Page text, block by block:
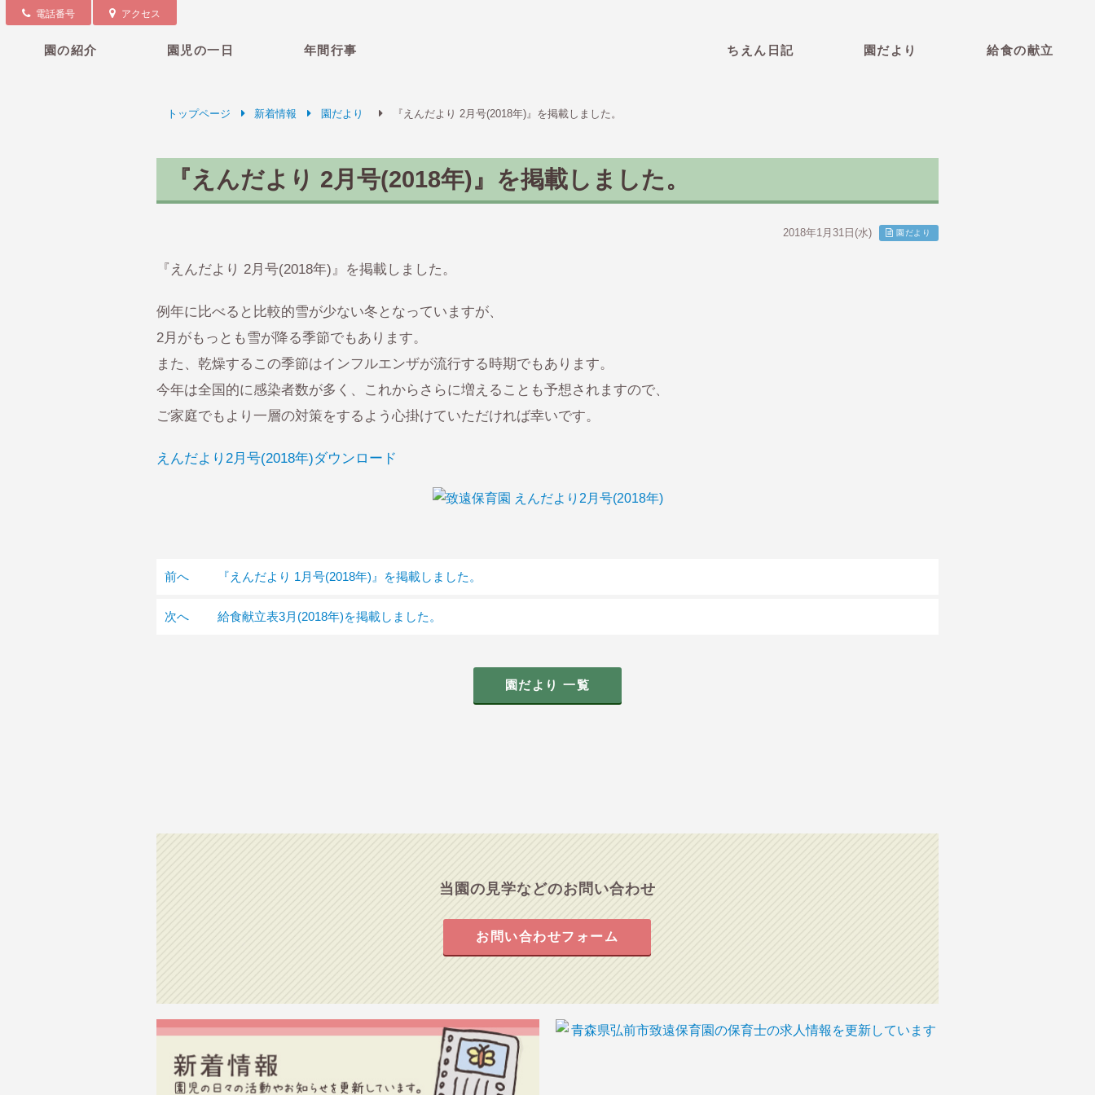
電話番号 アクセス
園の紹介 園児の一日 年間行事 ちえん日記 園だより 給食の献立
トップページ 新着情報 園だより 『えんだより 2月号(2018年)』を掲載しました。
『えんだより 2月号(2018年)』を掲載しました。
2018年1月31日(水) 園だより
『えんだより 2月号(2018年)』を掲載しました。
例年に比べると比較的雪が少ない冬となっていますが、
2月がもっとも雪が降る季節でもあります。
また、乾燥するこの季節はインフルエンザが流行する時期でもあります。
今年は全国的に感染者数が多く、これからさらに増えることも予想されますので、
ご家庭でもより一層の対策をするよう心掛けていただければ幸いです。
えんだより2月号(2018年)ダウンロード
前へ 『えんだより 1月号(2018年)』を掲載しました。
次へ 給食献立表3月(2018年)を掲載しました。
園だより 一覧
当園の見学などのお問い合わせ
お問い合わせフォーム